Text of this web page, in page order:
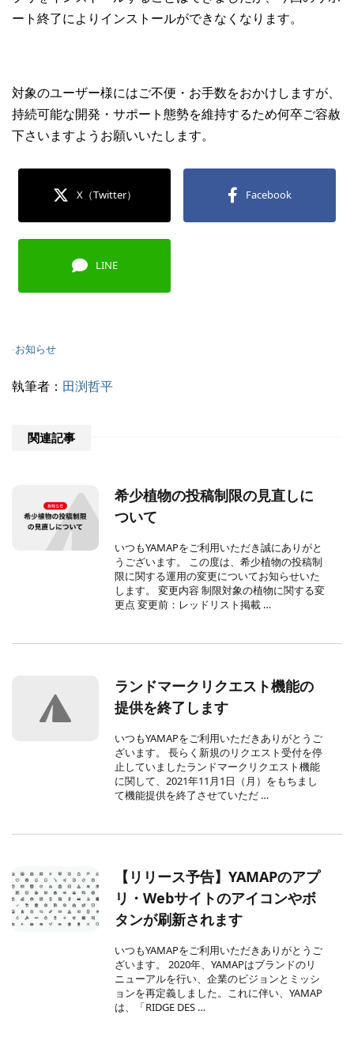
ート終了によりインストールができなくなります。
対象のユーザー様にはご不便・お手数をおかけしますが、
持続可能な開発・サポート態勢を維持するため何卒ご容赦
下さいますようお願いいたします。
X（Twitter） Facebook
LINE
-お知らせ
執筆者： 田渕哲平
関連記事
希少植物の投稿制限の見直しに
ついて
いつもYAMAPをご利用いただき誠にありがと
うございます。 この度は、希少植物の投稿制
限に関する運用の変更についてお知らせいた
します。 変更内容 制限対象の植物に関する変
更点 変更前：レッドリスト掲載 …
ランドマークリクエスト機能の
提供を終了します
いつもYAMAPをご利用いただきありがとうご
ざいます。 長らく新規のリクエスト受付を停
止していましたランドマークリクエスト機能
に関して、2021年11月1日（月）をもちまし
て機能提供を終了させていただ …
【リリース予告】YAMAPのアプ
リ・Webサイトのアイコンやボ
タンが刷新されます
いつもYAMAPをご利用いただきありがとうご
ざいます。 2020年、YAMAPはブランドのリ
ニューアルを行い、企業のビジョンとミッシ
ョンを再定義しました。これに伴い、YAMAP
は、「RIDGE DES …